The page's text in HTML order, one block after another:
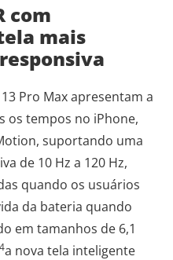
com
mais
Pro Max apresentam a
os tempos no iPhone,
suportando uma
de 10 Hz a 120 Hz,
quando os usuários
da bateria quando
em tamanhos de 6,1
4a nova tela inteligente